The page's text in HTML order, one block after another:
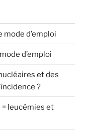
mode d’emploi
d’emploi
et des
?
leucémies et